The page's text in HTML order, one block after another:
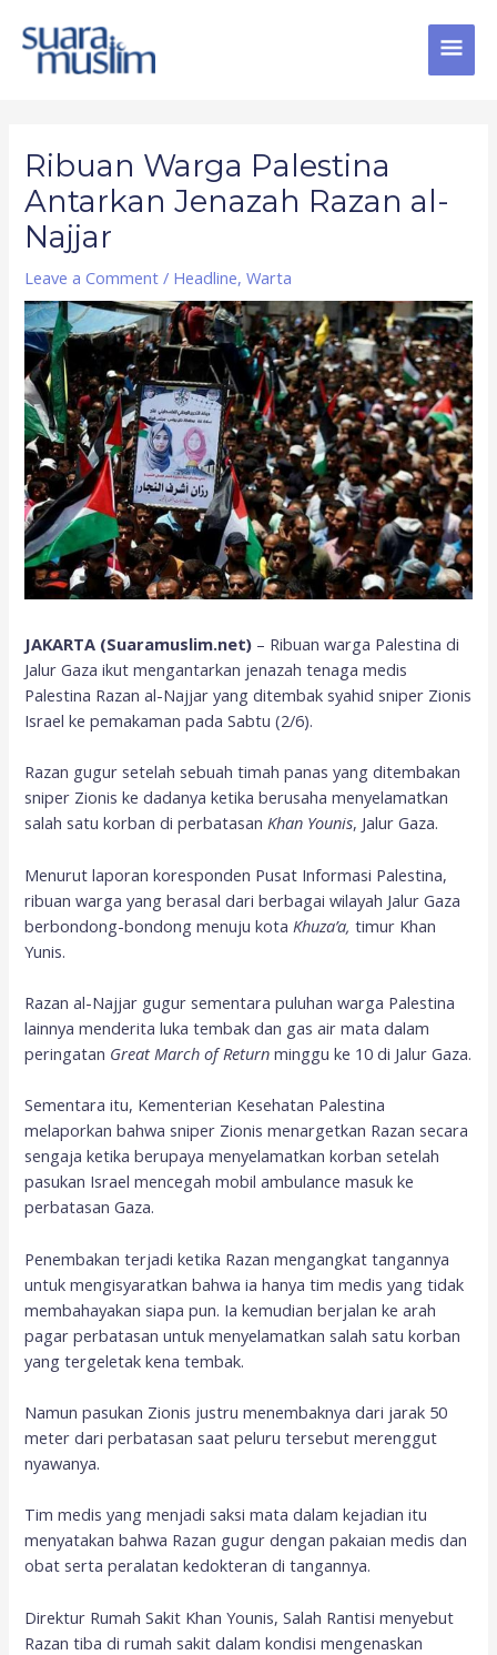
content
Ribuan Warga Palestina
Antarkan Jenazah Razan al-
Najjar
Leave a Comment / Headline,Warta
JAKARTA (Suaramuslim.net) – Ribuan warga Palestina di
Jalur Gaza ikut mengantarkan jenazah tenaga medis
Palestina Razan al-Najjar yang ditembak syahid sniper Zionis
Israel ke pemakaman pada Sabtu (2/6).
Razan gugur setelah sebuah timah panas yang ditembakan
sniper Zionis ke dadanya ketika berusaha menyelamatkan
salah satu korban di perbatasanKhan Younis, Jalur Gaza.
Menurut laporan koresponden Pusat Informasi Palestina,
ribuan warga yang berasal dari berbagai wilayah Jalur Gaza
berbondong-bondong menuju kota Khuza’a, timur Khan
Yunis.
Razan al-Najjar gugur sementara puluhan warga Palestina
lainnya menderita luka tembak dan gas air mata dalam
peringatan Great March of Return minggu ke 10 di Jalur Gaza.
Sementara itu, Kementerian Kesehatan Palestina
melaporkan bahwa sniper Zionis menargetkan Razan secara
sengaja ketika berupaya menyelamatkan korban setelah
pasukan Israel mencegah mobil ambulance masuk ke
perbatasan Gaza.
Penembakan terjadi ketika Razan mengangkat tangannya
untuk mengisyaratkan bahwa ia hanya tim medis yang tidak
membahayakan siapa pun. Ia kemudian berjalan ke arah
pagar perbatasan untuk menyelamatkan salah satu korban
yang tergeletak kena tembak.
Namun pasukan Zionis justru menembaknya dari jarak 50
meter dari perbatasan saat peluru tersebut merenggut
nyawanya.
Tim medis yang menjadi saksi mata dalam kejadian itu
menyatakan bahwa Razan gugur dengan pakaian medis dan
obat serta peralatan kedokteran di tangannya.
Direktur Rumah Sakit Khan Younis, Salah Rantisi menyebut
Razan tiba di rumah sakit dalam kondisi mengenaskan